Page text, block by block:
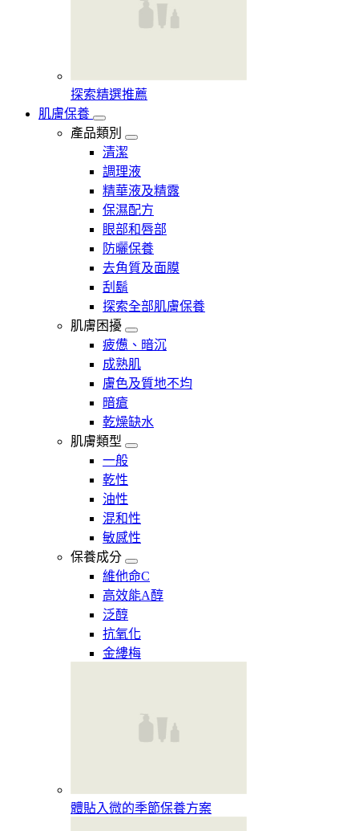
探索精選推薦
肌膚保養
產品類別
清潔
調理液
精華液及精露
保濕配方
眼部和唇部
防曬保養
去角質及面膜
刮鬍
探索全部肌膚保養
肌膚困擾
疲憊、暗沉
成熟肌
膚色及質地不均
暗瘡​
乾燥缺水
肌膚類型
一般
乾性
油性
混和性
敏感性
保養成分
維他命C
高效能A醇
泛醇
抗氧化
金縷梅
體貼入微的季節保養方案